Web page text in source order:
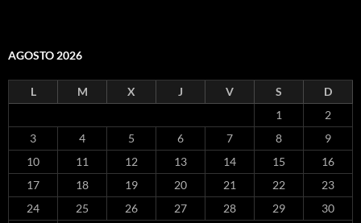
AGOSTO 2026
L M X J V S
D
1
2
3
4 5 6 7 8
9
10
11 12 13 14 15
16
17
18 19 20 21 22
23
24
25 26 27 28 29
30